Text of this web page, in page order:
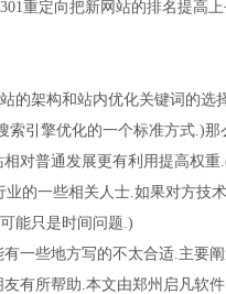
重定向把新网站的排名提高
的架构和站内优化关键词的选
索引擎优化的一个标准方式.)那
对普通发展更有利用提高权重
业的一些相关人士.如果对方技
能只是时间问题.)
一些地方写的不太合适.主要
有所帮助.本文由郑州启凡软件